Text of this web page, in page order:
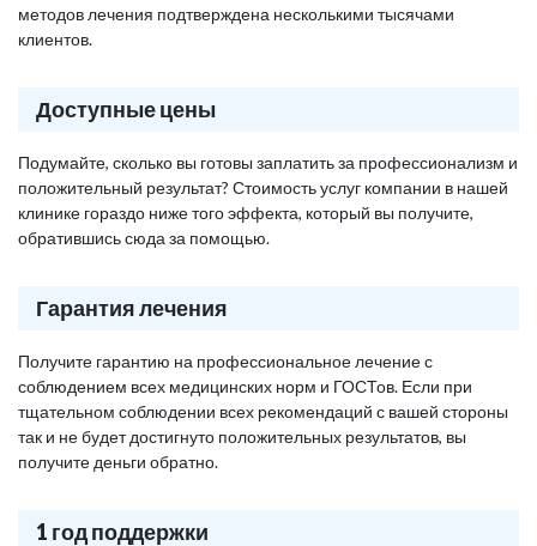
методов лечения подтверждена несколькими тысячами
клиентов.
Доступные цены
Подумайте, сколько вы готовы заплатить за профессионализм и
положительный результат? Стоимость услуг компании в нашей
клинике гораздо ниже того эффекта, который вы получите,
обратившись сюда за помощью.
Гарантия лечения
Получите гарантию на профессиональное лечение с
соблюдением всех медицинских норм и ГОСТов. Если при
тщательном соблюдении всех рекомендаций с вашей стороны
так и не будет достигнуто положительных результатов, вы
получите деньги обратно.
1 год поддержки